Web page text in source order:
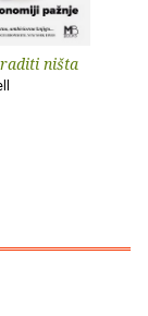
ništa